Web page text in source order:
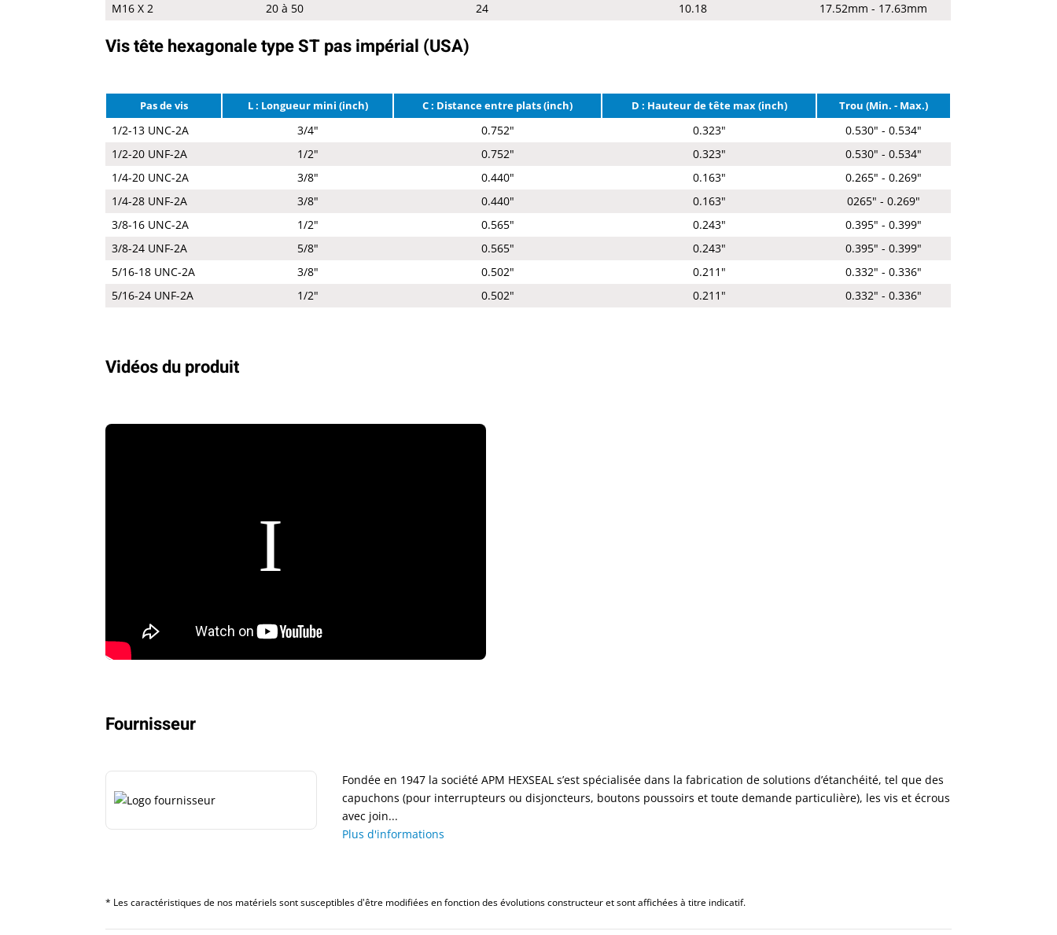
M16 X 2
20 à 50 24 10.18 17.52mm - 17.63mm
Vis tête hexagonale type ST pas impérial (USA)
Pas de vis L : Longueur mini (inch) C : Distance entre plats (inch) D : Hauteur de tête max (inch) Trou (Min. - Max.)
1/2-13 UNC-2A 3/4" 0.752" 0.323"
0.530" - 0.534"
1/2-20 UNF-2A
1/2" 0.752" 0.323"
0.530" - 0.534"
1/4-20 UNC-2A
3/8" 0.440" 0.163"
0.265" - 0.269"
1/4-28 UNF-2A
3/8" 0.440" 0.163"
0265" - 0.269"
3/8-16 UNC-2A
1/2" 0.565" 0.243"
0.395" - 0.399"
3/8-24 UNF-2A
5/8" 0.565" 0.243"
0.395" - 0.399"
5/16-18 UNC-2A
3/8" 0.502" 0.211"
0.332" - 0.336"
5/16-24 UNF-2A
1/2" 0.502" 0.211" 0.332" - 0.336"
Vidéos du produit
Fournisseur
Fondée en 1947 la société APM HEXSEAL s’est spécialisée dans la fabrication de solutions d’étanchéité, tel que des
capuchons (pour interrupteurs ou disjoncteurs, boutons poussoirs et toute demande particulière), les vis et écrous
avec join...
Plus d'informations
* Les caractéristiques de nos matériels sont susceptibles d'être modifiées en fonction des évolutions constructeur et sont affichées à titre indicatif.